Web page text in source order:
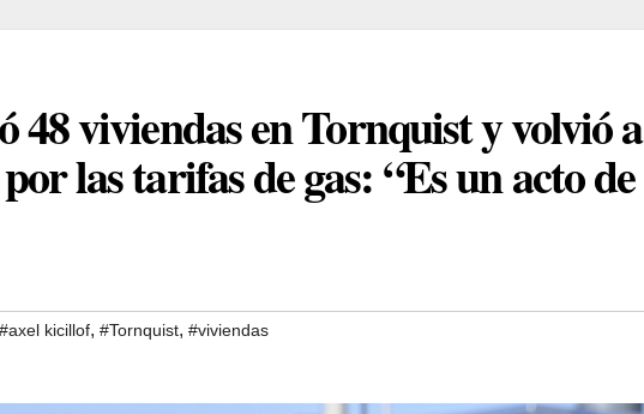
viviendas en Tornquist y volvió a
las tarifas de gas: “Es un acto de
#axel kicillof, #Tornquist, #viviendas